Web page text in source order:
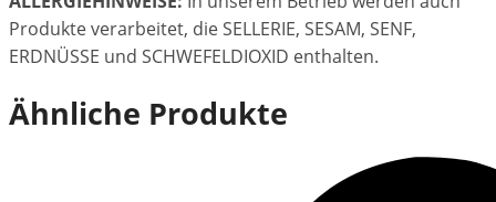
Produkte verarbeitet, die SELLERIE, SESAM, SENF,
ERDNÜSSE und SCHWEFELDIOXID enthalten.
Ähnliche Produkte